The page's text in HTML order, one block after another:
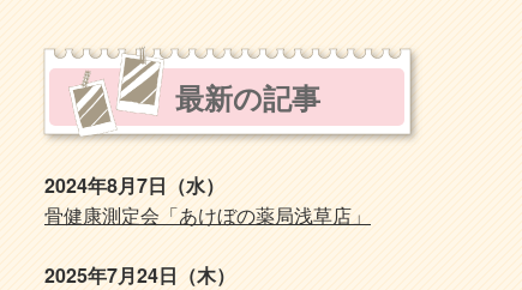
最新の記事
2024年8月7日（水）
骨健康測定会「あけぼの薬局浅草店」
2025年7月24日（木）